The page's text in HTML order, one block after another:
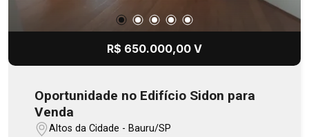
R$ 650.000,00 V
Oportunidade no Edifício Sidon para
Venda
Altos da Cidade - Bauru/SP